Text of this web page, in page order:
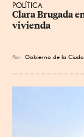
POLÍTICA
Clara Brugada
vivienda
Por Gobierno de la